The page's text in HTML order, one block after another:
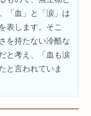
「血」と「涙」は
表します。そこ
を持たない冷酷な
と考え、「血も涙
と言われていま